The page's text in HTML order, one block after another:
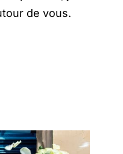
de vous.